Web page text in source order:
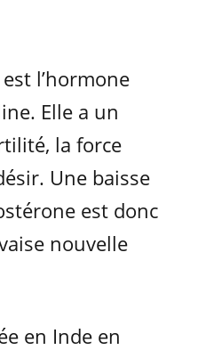
l’hormone
Elle a un
la force
Une baisse
est donc
nouvelle
en Inde en